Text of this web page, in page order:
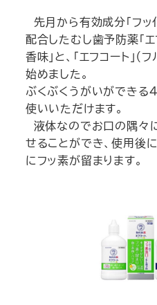
先月から有効成分「フッ
配合したむし歯予防薬「
香味」と、「エフコート」
始めました。
ぶくぶくうがいができる
使いいただけます。
液体なのでお口の隅々
せることができ、使用後
にフッ素が留まります。